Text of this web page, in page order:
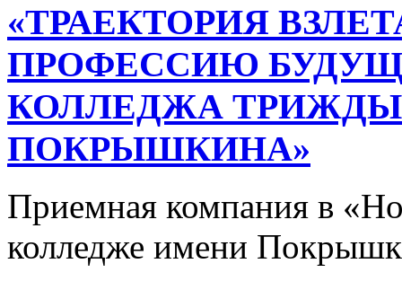
«ТРАЕКТОРИЯ
ПРОФЕССИЮ
КОЛЛЕДЖА ТРИЖДЫ
ПОКРЫШКИНА»
Приемная компания в
колледже имени